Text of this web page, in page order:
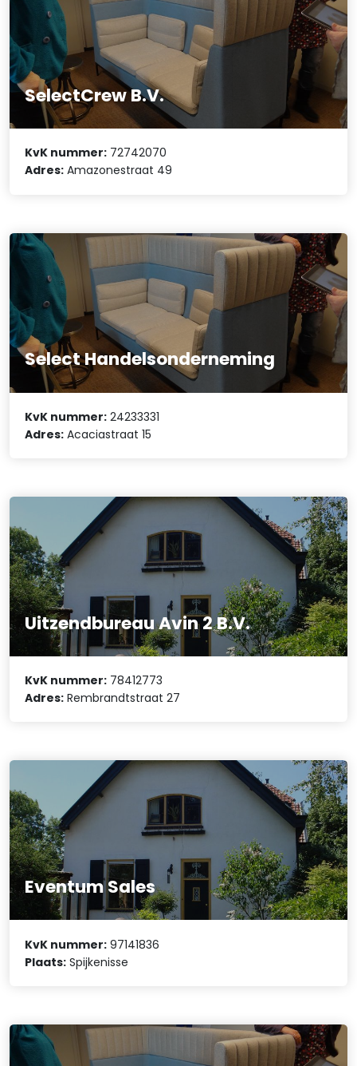
SelectCrew B.V.
KvK nummer: 72742070
Adres: Amazonestraat 49
Select Handelsonderneming
KvK nummer: 24233331
Adres: Acaciastraat 15
Uitzendbureau Avin 2 B.V.
KvK nummer: 78412773
Adres: Rembrandtstraat 27
Eventum Sales
KvK nummer: 97141836
Plaats: Spijkenisse